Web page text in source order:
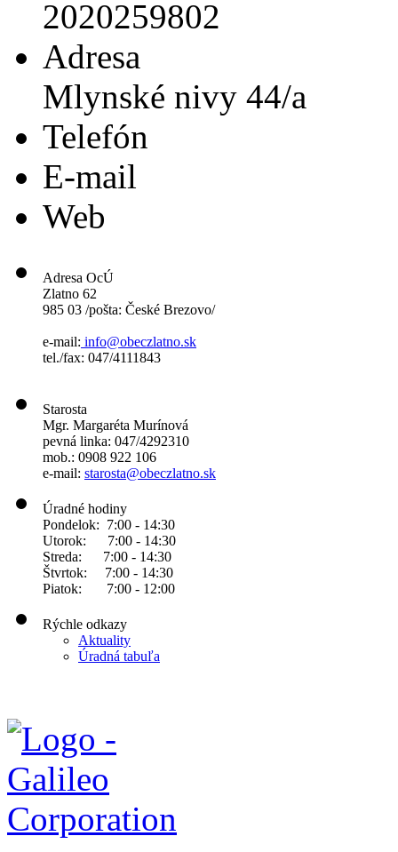
2020259802
Adresa
Mlynské nivy 44/a
Telefón
E-mail
Web
Adresa OcÚ
Zlatno 62
985 03 /pošta: České Brezovo/
e-mail: info@obeczlatno.sk
tel./fax: 047/4111843
Starosta
Mgr. Margaréta Murínová
pevná linka: 047/4292310
mob.: 0908 922 106
e-mail: starosta@obeczlatno.sk
Úradné hodiny
Pondelok: 7:00 - 14:30
Utorok: 7:00 - 14:30
Streda: 7:00 - 14:30
Štvrtok: 7:00 - 14:30
Piatok: 7:00 - 12:00
Rýchle odkazy
Aktuality
Úradná tabuľa